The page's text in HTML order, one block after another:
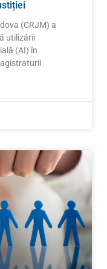
(CRJM) a
utilizării
(AI) în